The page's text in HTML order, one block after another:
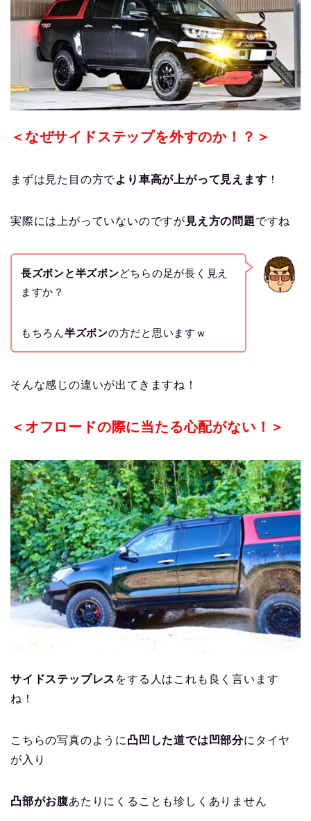
＜なぜサイドステップを外すのか！？＞
まずは見た目の方でより車高が上がって見えます ！
実際には上がっていないのですが 見え方の問題ですね
長ズボンと半ズボンどちらの足が長く見え
ますか？
もちろん半ズボンの方だと思いますｗ
そんな感じの違いが出てきますね！
＜オフロードの際に当たる心配がない！＞
サイドステップレス をする人はこれも良く言います
ね！
こちらの写真のように凸凹した道では凹部分にタイヤ
が入り
凸部がお腹あたりにくることも珍しくありません